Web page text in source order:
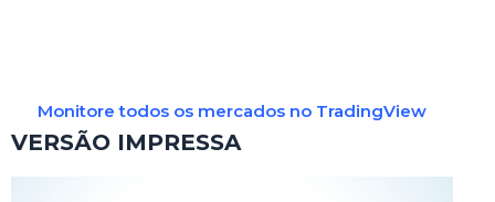
Monitore todos os mercados no TradingView
VERSÃO IMPRESSA